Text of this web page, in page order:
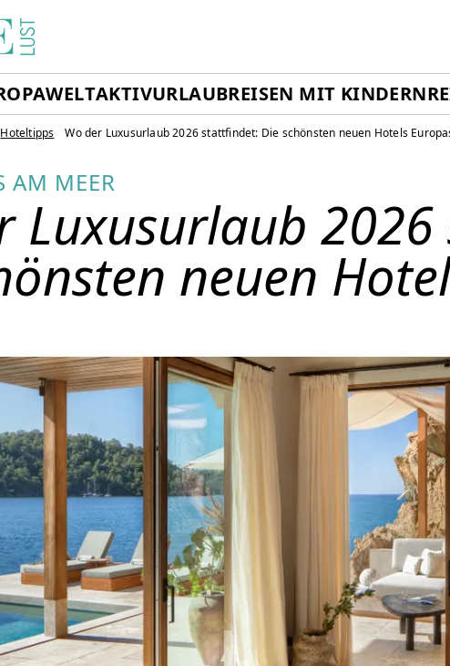
WELTAKTIVURLAUBREISEN MIT KINDERN
Hoteltipps Wo der Luxusurlaub 2026 stattfindet: Die schönsten neuen Hotels
AM MEER
Luxusurlaub
neuen